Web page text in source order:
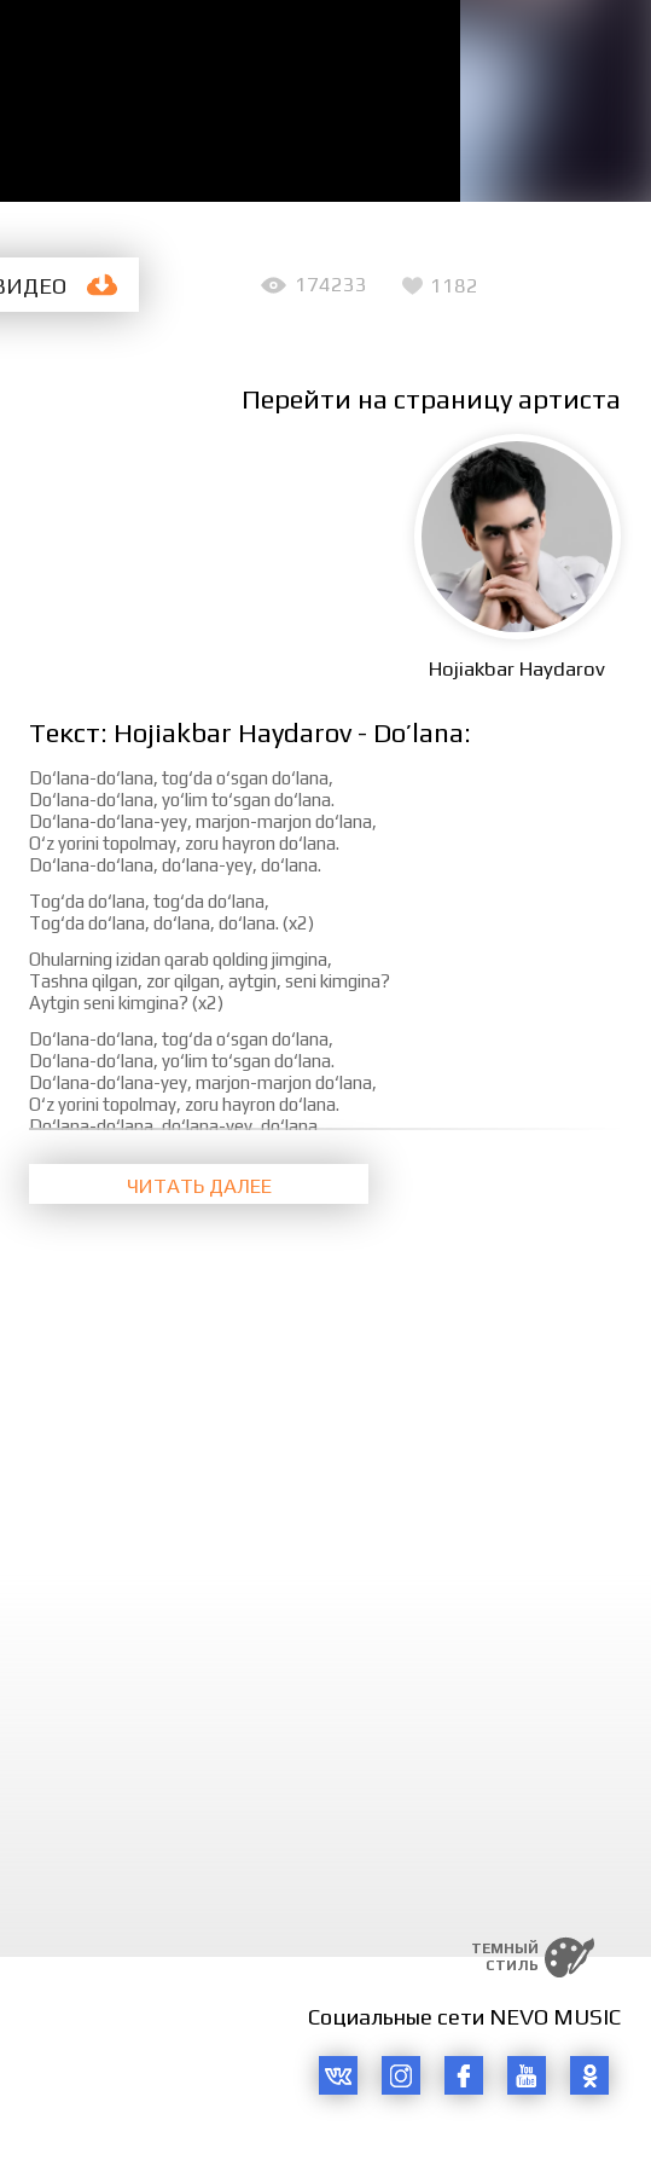
174233 1182
Перейти на страницу артиста
Hojiakbar Haydarov
Текст: Hojiakbar Haydarov - Do’lana:
Do‘lana-do‘lana, tog‘da o‘sgan do‘lana,
Do‘lana-do‘lana, yo‘lim to‘sgan do‘lana.
Do‘lana-do‘lana-yey, marjon-marjon do‘lana,
O‘z yorini topolmay, zoru hayron do‘lana.
Do‘lana-do‘lana, do‘lana-yey, do‘lana.
Tog‘da do‘lana, tog‘da do‘lana,
Tog‘da do‘lana, do‘lana, do‘lana. (x2)
Ohularning izidan qarab qolding jimgina,
Tashna qilgan, zor qilgan, aytgin, seni kimgina?
Aytgin seni kimgina? (x2)
Do‘lana-do‘lana, tog‘da o‘sgan do‘lana,
Do‘lana-do‘lana, yo‘lim to‘sgan do‘lana.
Do‘lana-do‘lana-yey, marjon-marjon do‘lana,
O‘z yorini topolmay, zoru hayron do‘lana.
Do‘lana-do‘lana, do‘lana-yey, do‘lana.
Sen ichgan oq yomg‘ir, yomg‘ir, yomg‘ir,
Kutganing oy malakdir, malakdir, malakdir.
Sen kechgan bu shalola, shalola, shalola,
ЧИТАТЬ ДАЛЕЕ
ТЕМНЫЙ
СТИЛЬ
Социальные сети NEVO MUSIC